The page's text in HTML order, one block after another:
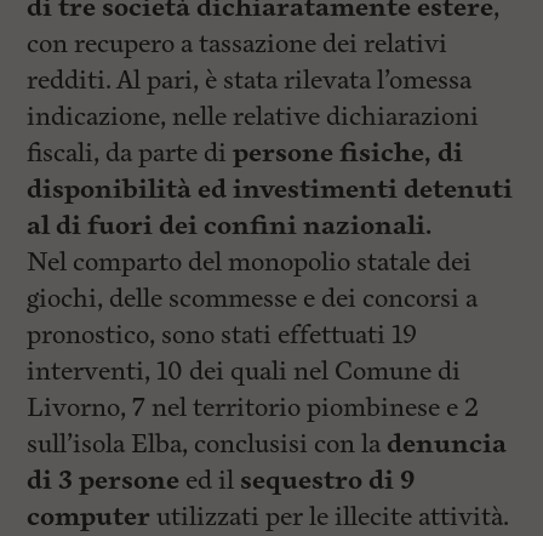
di tre società dichiaratamente estere,
con recupero a tassazione dei relativi
redditi. Al pari, è stata rilevata l’omessa
indicazione, nelle relative dichiarazioni
fiscali, da parte dipersone fisiche, di
disponibilità ed investimenti detenuti
al di fuori dei confini nazionali.
Nel comparto del monopolio statale dei
giochi, delle scommesse e dei concorsi a
pronostico, sono stati effettuati 19
interventi, 10 dei quali nel Comune di
Livorno, 7 nel territorio piombinese e 2
sull’isola Elba, conclusisi con la denuncia
di 3 persone ed il sequestro di 9
computerutilizzati per le illecite attività.